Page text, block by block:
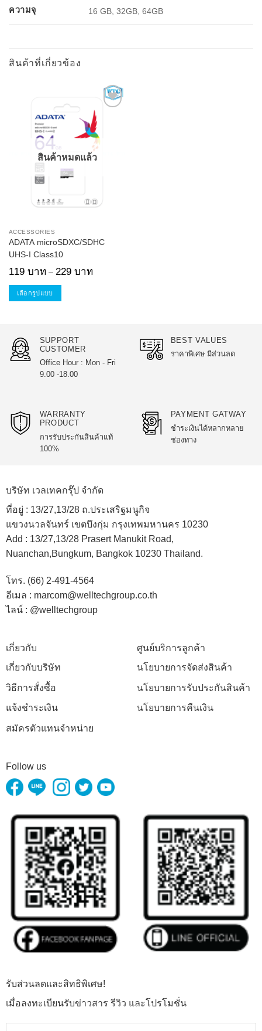
ความจุ 16 GB, 32GB, 64GB
สินค้าที่เกี่ยวข้อง
Add to
Wishlist
สินค้าหมดแล้ว
ACCESSORIES
ADATA microSDXC/SDHC
UHS-I Class10
119 บาท – 229 บาทPrice
range:
เลือกรูปแบบ
multiple
variants.
chosen
on
SUPPORT
CUSTOMER
Office Hour : Mon - Fri
9.00 -18.00
BEST VALUES
ราคาพิเศษ มีส่วนลด
WARRANTY
PRODUCT
การรับประกันสินค้าแท้
100%
PAYMENT GATWAY
ชำระเงินได้หลากหลาย
ช่องทาง
บริษัท เวลเทคกรุ๊ป จำกัด
ที่อยู่ : 13/27,13/28 ถ.ประเสริฐมนูกิจ
แขวงนวลจันทร์ เขตบึงกุ่ม กรุงเทพมหานคร 10230
Add : 13/27,13/28 Prasert Manukit Road,
Nuanchan,Bungkum, Bangkok 10230 Thailand.
โทร. (66) 2-491-4564
อีเมล : marcom@welltechgroup.co.th
ไลน์ : @welltechgroup
เกี่ยวกับ
เกี่ยวกับบริษัท
วิธีการสั่งซื้อ
แจ้งชำระเงิน
สมัครตัวแทนจำหน่าย
ศูนย์บริการลูกค้า
นโยบายการจัดส่งสินค้า
นโยบายการรับประกันสินค้า
นโยบายการคืนเงิน
Follow us
รับส่วนลดและสิทธิพิเศษ!
เมื่อลงทะเบียนรับข่าวสาร รีวิว และโปรโมชั่น